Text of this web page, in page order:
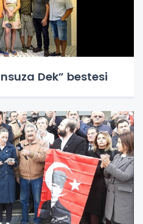
Dek” bestesi